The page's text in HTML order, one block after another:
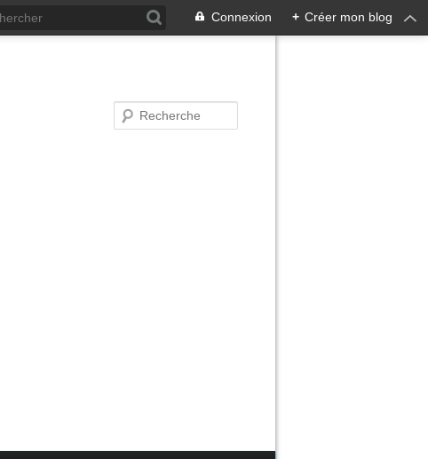
Connexion + Créer mon blog